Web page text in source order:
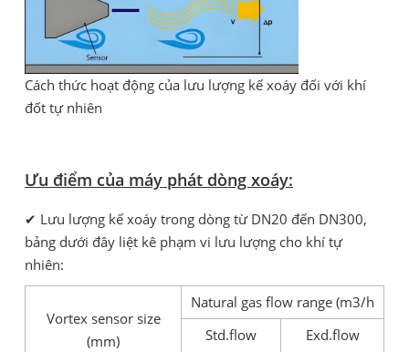
Cách thức hoạt động của lưu lượng kế xoáy đối với khí
đốt tự nhiên
Ưu điểm của máy phát dòng xoáy:
✔ Lưu lượng kế xoáy trong dòng từ DN20 đến DN300,
bảng dưới đây liệt kê phạm vi lưu lượng cho khí tự
nhiên:
Vortex sensor size
(mm)
Natural gas flow range (m3/h
Std.flow
Exd.flow